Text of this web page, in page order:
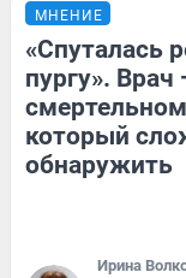
МНЕНИЕ
«Спуталась
пургу». Врач
который
обнаружить
Ирина